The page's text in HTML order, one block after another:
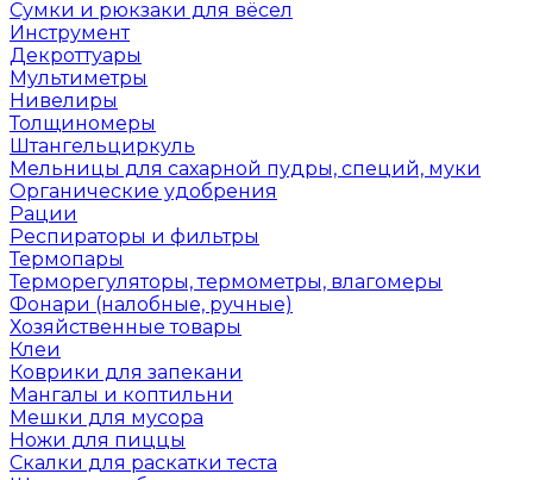
Сумки и рюкзаки для вёсел
Инструмент
Декроттуары
Мультиметры
Нивелиры
Толщиномеры
Штангельциркуль
Мельницы для сахарной пудры, специй, муки
Органические удобрения
Рации
Респираторы и фильтры
Термопары
Терморегуляторы, термометры, влагомеры
Фонари (налобные, ручные)
Хозяйственные товары
Клеи
Коврики для запекани
Мангалы и коптильни
Мешки для мусора
Ножи для пиццы
Скалки для раскатки теста